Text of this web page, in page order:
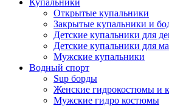
Купальники
Открытые купальники
Закрытые купальники и
Детские купальники для
Детские купальники для
Мужские купальники
Водный спорт
Sup борды
Женские гидрокостюмы и
Мужские гидро костюмы